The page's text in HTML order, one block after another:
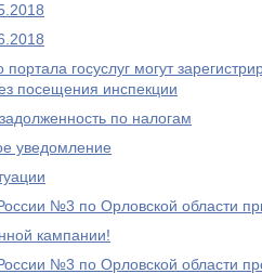
госуслуг могут
посещения инспекции
по налогам
уведомление
№3 по Орловской области
кампании!
№3 по Орловской области